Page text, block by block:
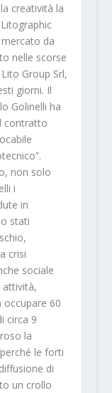
creatività la
da
nelle scorse
Group Srl,
giorni. Il
Golinelli ha
contratto
non solo
i
in
stati
crisi
sociale
attività,
occupare 60
circa 9
la
le forti
di
un crollo